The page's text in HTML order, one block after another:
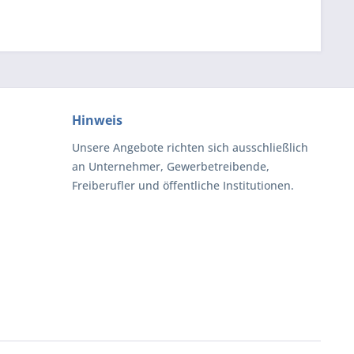
Hinweis
Unsere Angebote richten sich ausschließlich
an Unternehmer, Gewerbetreibende,
Freiberufler und öffentliche Institutionen.